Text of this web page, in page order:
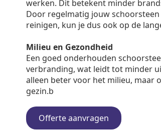
werken. Dit betekent minder
Door regelmatig jouw
reinigen, kun je dus ook op de
Milieu en Gezondheid
Een goed onderhouden
verbranding, wat leidt tot minder
alleen beter voor het milieu, maar
gezin.b
Offerte aanvragen